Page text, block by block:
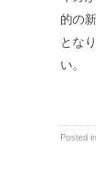
的の
とな
い。
Posted in